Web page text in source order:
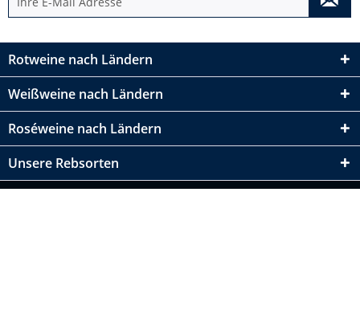
Rotweine nach Ländern
Weißweine nach Ländern
Roséweine nach Ländern
Unsere Rebsorten